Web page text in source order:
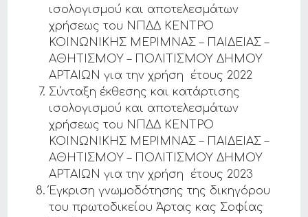
ισολογισμού και αποτελεσμάτων
χρήσεως του ΝΠΔΔ ΚΕΝΤΡΟ
ΚΟΙΝΩΝΙΚΗΣ ΜΕΡΙΜΝΑΣ – ΠΑΙΔΕΙΑΣ –
ΑΘΗΤΙΣΜΟΥ – ΠΟΛΙΤΙΣΜΟΥ ΔΗΜΟΥ
ΑΡΤΑΙΩΝ για την χρήση έτους 2022
Σύνταξη έκθεσης και κατάρτισης
ισολογισμού και αποτελεσμάτων
χρήσεως του ΝΠΔΔ ΚΕΝΤΡΟ
ΚΟΙΝΩΝΙΚΗΣ ΜΕΡΙΜΝΑΣ – ΠΑΙΔΕΙΑΣ –
ΑΘΗΤΙΣΜΟΥ – ΠΟΛΙΤΙΣΜΟΥ ΔΗΜΟΥ
ΑΡΤΑΙΩΝ για την χρήση έτους 2023
Έγκριση γνωμοδότησης της δικηγόρου
του πρωτοδικείου Άρτας κας Σοφίας